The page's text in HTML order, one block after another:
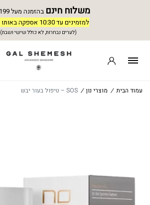
משלוח חינם בהזמנה מעל 199 ש״ח
למזמינים עד 10:30 אספקה באותו היום
(לערים נבחרות, לא כולל שישי ושבת)
עמוד הבית / מוצרי נון / SOS – טיפול בעור יבש